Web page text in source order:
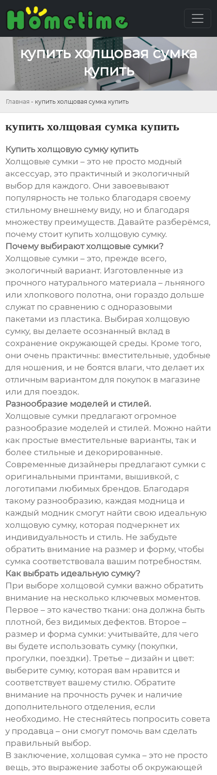
купить холщовая сумка
купить
Главная - купить холщовая сумка купить
купить холщовая сумка купить
Купить холщовую сумку купить
Холщовые сумки – это не просто модный
аксессуар, это практичный и экологичный
выбор для каждого. Они завоевывают
популярность не только благодаря своему
стильному внешнему виду, но и благодаря
множеству преимуществ. Давайте разберёмся,
почему стоит купить холщовую сумку.
Почему выбирают холщовые сумки?
Холщовые сумки – это, прежде всего,
экологичный вариант. Изготовленные из
прочного натурального материала – льняного
или хлопкового полотна, они гораздо дольше
служат по сравнению с одноразовыми
пакетами из пластика. Выбирая холщовую
сумку, вы делаете осознанный вклад в
сохранение окружающей среды. Кроме того,
они очень практичны: вместительные, удобные
для ношения, и не боятся влаги, что делает их
отличным вариантом для покупок в магазине
или для поездок.
Разнообразие моделей и стилей.
Холщовые сумки предлагают огромное
разнообразие моделей и стилей. Можно найти
как простые вместительные варианты, так и
более стильные и декорированные.
Современные дизайнеры предлагают сумки с
оригинальными принтами, вышивкой, с
логотипами любимых брендов. Благодаря
такому разнообразию, каждая модница и
каждый модник смогут найти свою идеальную
холщовую сумку, которая подчеркнет их
индивидуальность и стиль. Не забудьте
обратить внимание на размер и форму, чтобы
сумка соответствовала вашим потребностям.
Как выбрать идеальную сумку?
При выборе холщовой сумки важно обратить
внимание на несколько ключевых моментов.
Первое – это качество ткани: она должна быть
плотной, без видимых дефектов. Второе –
размер и форма сумки: учитывайте, для чего
вы будете использовать сумку (покупки,
прогулки, поездки). Третье – дизайн и цвет:
выберите сумку, которая вам нравится и
соответствует вашему стилю. Обратите
внимание на прочность ручек и наличие
дополнительного отделения, если
необходимо. Не стесняйтесь попросить совета
у продавца – они смогут помочь вам сделать
правильный выбор.
В заключение, холщовая сумка – это не просто
вещь, это выражение заботы об окружающей